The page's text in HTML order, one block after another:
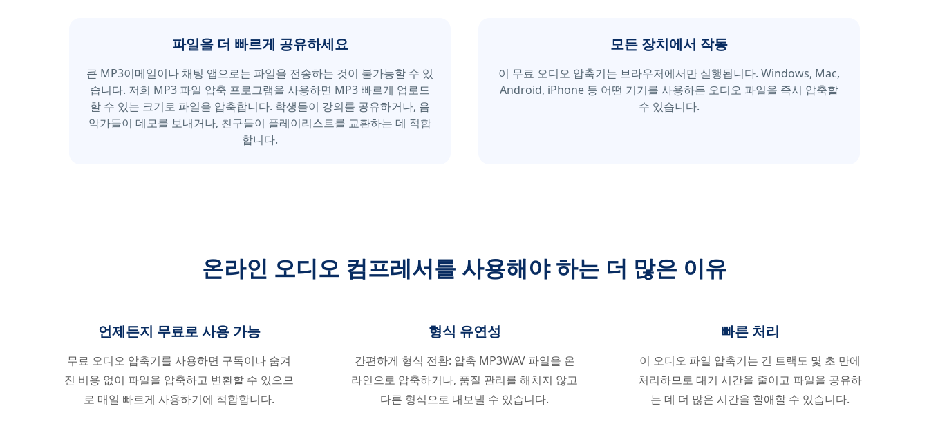
파일을 더 빠르게 공유하세요
큰 MP3이메일이나 채팅 앱으로는 파일을 전송하는 것이 불가능할 수 있
습니다. 저희 MP3 파일 압축 프로그램을 사용하면 MP3 빠르게 업로드
할 수 있는 크기로 파일을 압축합니다. 학생들이 강의를 공유하거나, 음
악가들이 데모를 보내거나, 친구들이 플레이리스트를 교환하는 데 적합
합니다.
모든 장치에서 작동
이 무료 오디오 압축기는 브라우저에서만 실행됩니다. Windows, Mac,
Android, iPhone 등 어떤 기기를 사용하든 오디오 파일을 즉시 압축할
수 있습니다.
온라인 오디오 컴프레서를 사용해야 하는 더 많은 이유
언제든지 무료로 사용 가능
무료 오디오 압축기를 사용하면 구독이나 숨겨
진 비용 없이 파일을 압축하고 변환할 수 있으므
로 매일 빠르게 사용하기에 적합합니다.
형식 유연성
간편하게 형식 전환: 압축 MP3WAV 파일을 온
라인으로 압축하거나, 품질 관리를 해치지 않고
다른 형식으로 내보낼 수 있습니다.
빠른 처리
이 오디오 파일 압축기는 긴 트랙도 몇 초 만에
처리하므로 대기 시간을 줄이고 파일을 공유하
는 데 더 많은 시간을 할애할 수 있습니다.